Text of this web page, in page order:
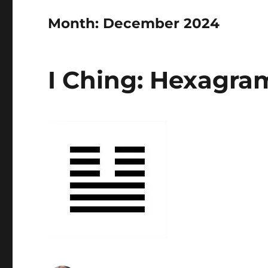
Month: December 2024
I Ching: